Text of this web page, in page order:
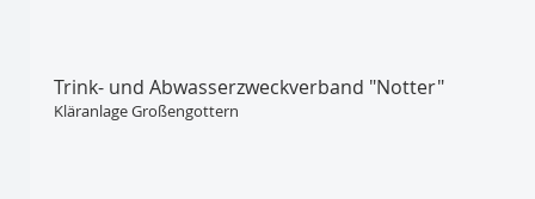
Trink- und Abwasser­zweckverband "Notter"
Kläranlage Großengottern